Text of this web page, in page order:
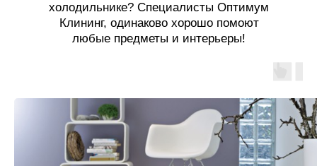
холодильнике? Специалисты Оптимум
Клининг, одинаково хорошо помоют
любые предметы и интерьеры!